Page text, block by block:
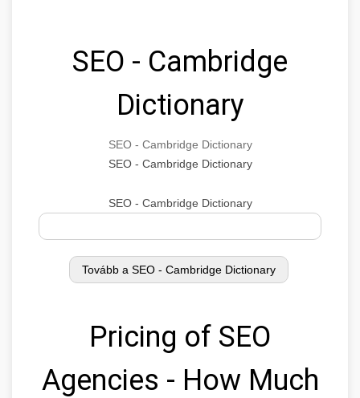
SEO - Cambridge
Dictionary
SEO - Cambridge Dictionary
SEO - Cambridge Dictionary
SEO - Cambridge Dictionary
Pricing of SEO
Agencies - How Much